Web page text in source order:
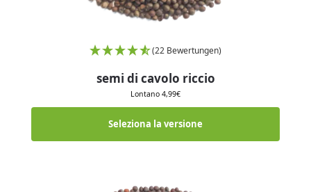
(22 Bewertungen)
semi di cavolo riccio
Lontano 4,99€
Seleziona la versione